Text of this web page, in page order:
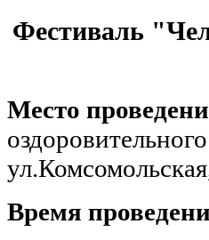
Фестиваль
Место
Время